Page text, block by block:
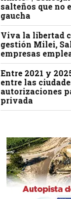
salteños que no
gaucha
Viva la libertad
gestión Milei,
empresas
Entre 2021 y
entre las
autorizaciones
privada